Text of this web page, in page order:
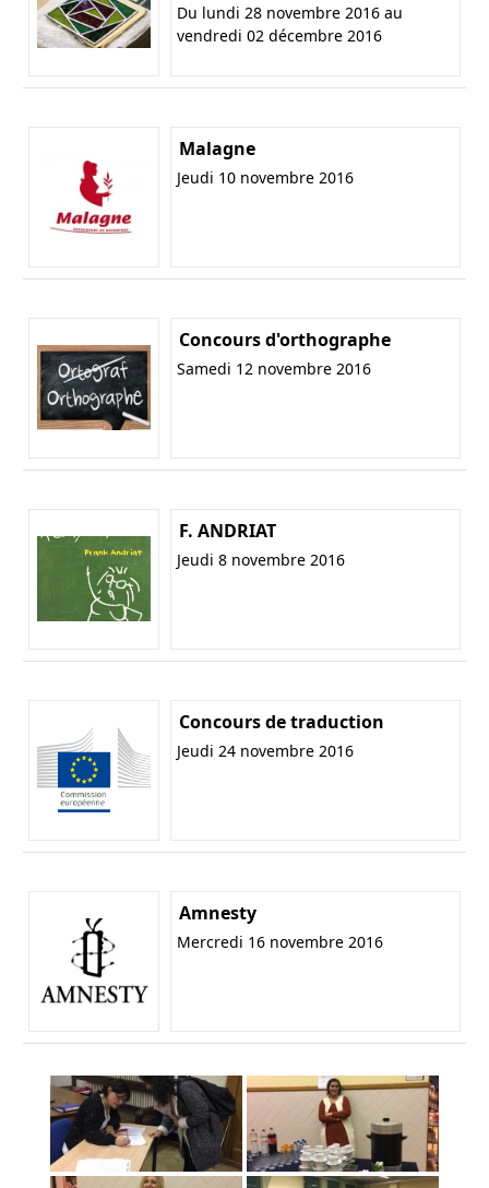
Du lundi 28 novembre 2016 au
vendredi 02 décembre 2016
Malagne
Jeudi 10 novembre 2016
Concours d'orthographe
Samedi 12 novembre 2016
F. ANDRIAT
Jeudi 8 novembre 2016
Concours de traduction
Jeudi 24 novembre 2016
Amnesty
Mercredi 16 novembre 2016